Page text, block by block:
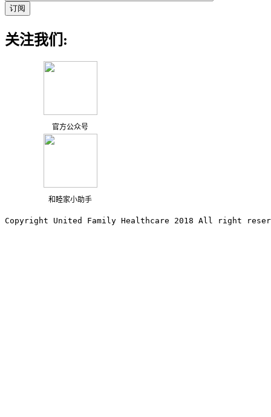
关注我们:
官方公众号
和睦家小助手
Copyright United Family Healthcare 2018 All right